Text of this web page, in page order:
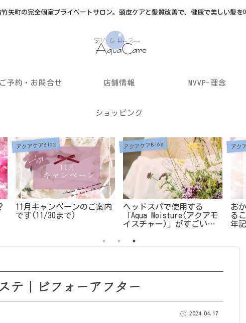
矢町の完全個室プライベートサロン。頭皮ケアと髪質改善で、健康で美しい髪を
ご予約・お問合せ 店舗情報 MVVP-理念
ショッピング
アクアケアBlog
11月キャンペーンのご案内
です(11/30まで)
アクアケアBlog
ヘッドスパで使用する
「Aqua Moisture(アクアモ
イスチャー)」がすごいワ
アク
お
る
年
テ｜ビフォーアフター
2024.04.17